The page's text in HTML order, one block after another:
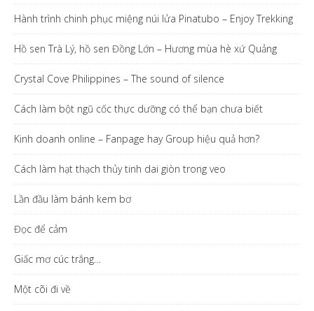
Hành trình chinh phục miệng núi lửa Pinatubo – Enjoy Trekking
Hồ sen Trà Lý, hồ sen Đồng Lớn – Hương mùa hè xứ Quảng
Crystal Cove Philippines – The sound of silence
Cách làm bột ngũ cốc thực dưỡng có thể bạn chưa biết
Kinh doanh online – Fanpage hay Group hiệu quả hơn?
Cách làm hạt thạch thủy tinh dai giòn trong veo
Lần đầu làm bánh kem bơ
Đọc để cảm
Giấc mơ cúc trắng…
Một cõi đi về